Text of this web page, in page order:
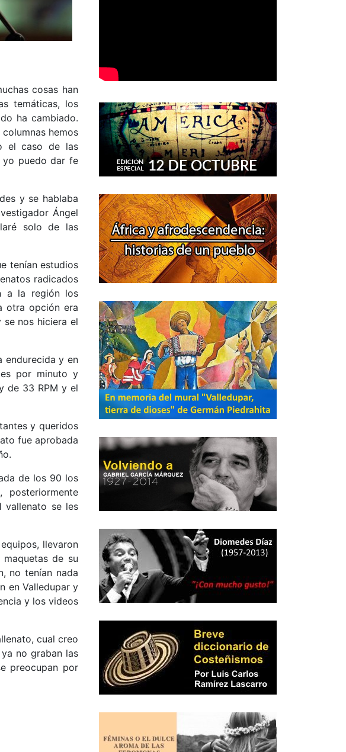
cosas han
temáticas, los
ha cambiado.
hemos
el caso de las
yo puedo dar fe
y se hablaba
Ángel
solo de las
tenían estudios
radicados
a la región los
otra opción era
nos hiciera el
endurecida y en
por minuto y
de 33 RPM y el
y queridos
fue aprobada
de los 90 los
vallenato se les
llevaron
de su
no tenían nada
en Valledupar y
y los videos
cual creo
no graban las
preocupan por